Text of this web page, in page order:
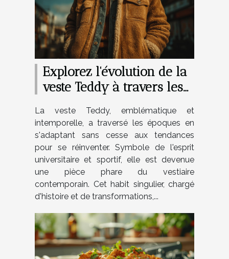
Explorez l'évolution de la
veste Teddy à travers les
La veste Teddy, emblématique et
intemporelle, a traversé les époques en
s'adaptant sans cesse aux tendances
pour se réinventer. Symbole de l'esprit
universitaire et sportif, elle est devenue
une pièce phare du vestiaire
contemporain. Cet habit singulier, chargé
d'histoire et de transformations,...